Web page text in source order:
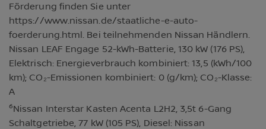
Förderung finden Sie unter
https://www.nissan.de/staatliche-e-auto-
foerderung.html. Bei teilnehmenden Nissan Händlern.
Nissan LEAF Engage 52-kWh-Batterie, 130 kW (176 PS),
Elektrisch: Energieverbrauch kombiniert: 13,5 (kWh/100
km); CO₂-Emissionen kombiniert: 0 (g/km); CO₂-Klasse:
A
6Nissan Interstar Kasten Acenta L2H2, 3,5t 6-Gang
Schaltgetriebe, 77 kW (105 PS), Diesel: Nissan